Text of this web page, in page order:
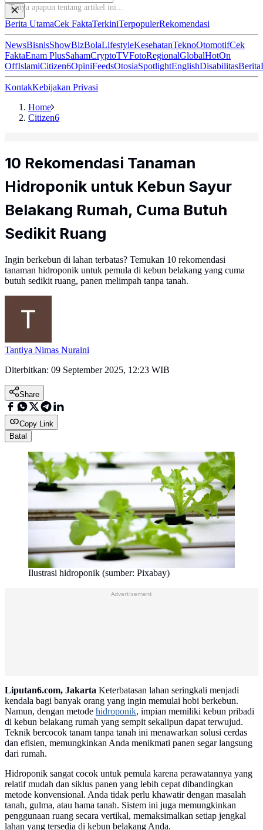
Berita UtamaCek FaktaTerkiniTerpopulerRekomendasi
NewsBisnisShowBizBolaLifestyleKesehatanTeknoOtomotifCek
FaktaEnam PlusSahamCryptoTVFotoRegionalGlobalHotOn
OffIslamiCitizen6OpiniFeedsOtosiaSpotlightEnglishDisabilitasBerita
KontakKebijakan Privasi
Home
Citizen6
10 Rekomendasi Tanaman
Hidroponik untuk Kebun Sayur
Belakang Rumah, Cuma Butuh
Sedikit Ruang
Ingin berkebun di lahan terbatas? Temukan 10 rekomendasi
tanaman hidroponik untuk pemula di kebun belakang yang cuma
butuh sedikit ruang, panen melimpah tanpa tanah.
Tantiya Nimas Nuraini
Diterbitkan: 09 September 2025, 12:23 WIB
Share
Copy Link
Batal
Ilustrasi hidroponik (sumber: Pixabay)
Liputan6.com, Jakarta Keterbatasan lahan seringkali menjadi
kendala bagi banyak orang yang ingin memulai hobi berkebun.
Namun, dengan metode hidroponik, impian memiliki kebun pribadi
di kebun belakang rumah yang sempit sekalipun dapat terwujud.
Teknik bercocok tanam tanpa tanah ini menawarkan solusi cerdas
dan efisien, memungkinkan Anda menikmati panen segar langsung
dari rumah.
Hidroponik sangat cocok untuk pemula karena perawatannya yang
relatif mudah dan siklus panen yang lebih cepat dibandingkan
metode konvensional. Anda tidak perlu khawatir dengan masalah
tanah, gulma, atau hama tanah. Sistem ini juga memungkinkan
penggunaan ruang secara vertikal, memaksimalkan setiap jengkal
lahan yang tersedia di kebun belakang Anda.